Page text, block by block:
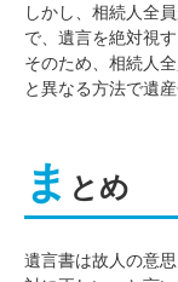
しかし、相続人全
で、遺言を絶対視
そのため、相続人
と異なる方法で遺
ま とめ
遺言書は故人の意